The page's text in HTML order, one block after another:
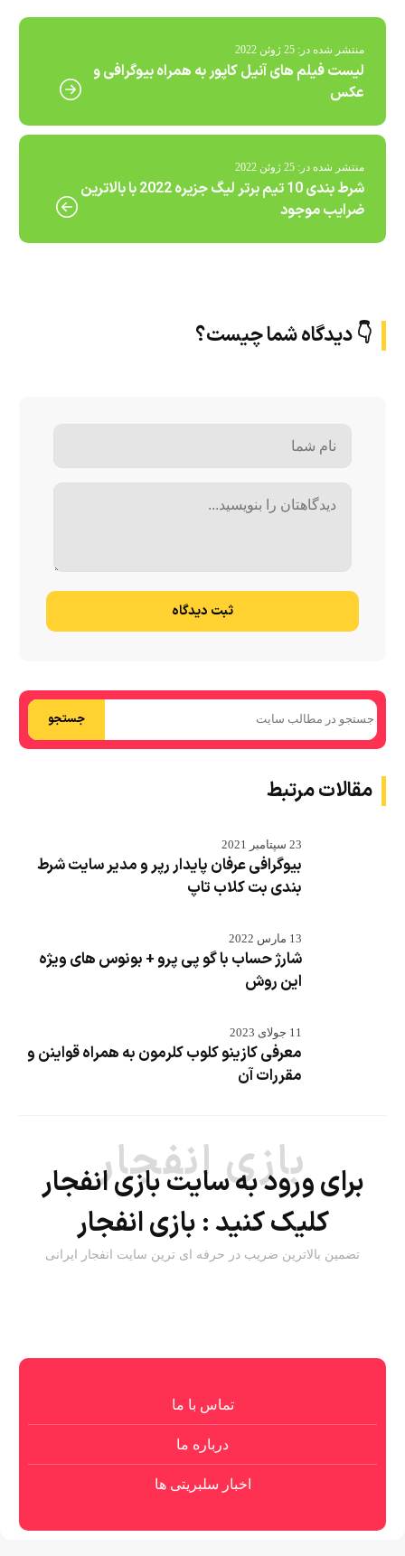
منتشر شده در: 25 ژوئن 2022
لیست فیلم های آنیل کاپور به همراه بیوگرافی و
عکس
منتشر شده در: 25 ژوئن 2022
شرط بندی 10 تیم برتر لیگ جزیره 2022 با بالاترین
ضرایب موجود
👇 دیدگاه شما چیست؟
ثبت دیدگاه
جستجو
مقالات مرتبط
23 سپتامبر 2021
بیوگرافی عرفان پایدار رپر و مدیر سایت شرط
بندی بت کلاب تاپ
13 مارس 2022
شارژ حساب با گو پی پرو + بونوس های ویژه
این روش
11 جولای 2023
معرفی کازینو کلوب کلرمون به همراه قواینن و
مقررات آن
بازی انفجار
برای ورود به سایت بازی انفجار
کلیک کنید : بازی انفجار
تضمین بالاترین ضریب در حرفه ای ترین سایت انفجار ایرانی
تماس با ما
درباره ما
اخبار سلبریتی ها